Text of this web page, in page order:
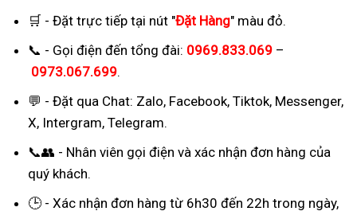
🛒 - Đặt trực tiếp tại nút "Đặt Hàng" màu đỏ.
📞 - Gọi điện đến tổng đài: 0969.833.069 –
0973.067.699.
💬 - Đặt qua Chat: Zalo, Facebook, Tiktok, Messenger,
X, Intergram, Telegram.
📞👥 - Nhân viên gọi điện và xác nhận đơn hàng của
quý khách.
🕒 - Xác nhận đơn hàng từ 6h30 đến 22h trong ngày,